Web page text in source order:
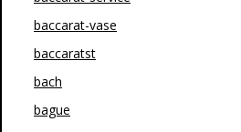
baccarat-vase
baccaratst
bach
bague